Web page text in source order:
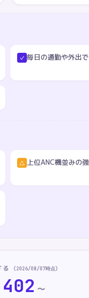
✓ 毎日の通勤や外出
△ 上位ANC機並みの
る (2026/08/07時点)
〜